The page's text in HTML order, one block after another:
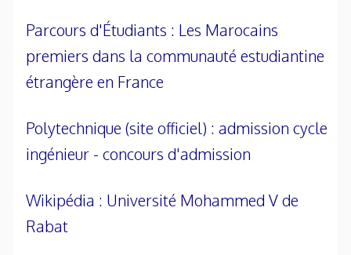
Parcours d'Étudiants : Les Marocains
premiers dans la communauté estudiantine
étrangère en France
Polytechnique (site officiel) : admission cycle
ingénieur - concours d'admission
Wikipédia : Université Mohammed V de
Rabat